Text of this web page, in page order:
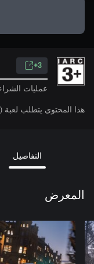
3+
عمليات
هذا المحتوى يتطلب
التفاصيل
المعرض